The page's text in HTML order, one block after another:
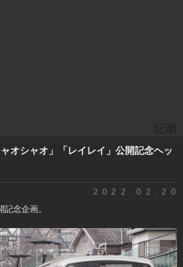
オシャオ」「レイレイ」公開記念ヘッ
2022.02.20
念企画。